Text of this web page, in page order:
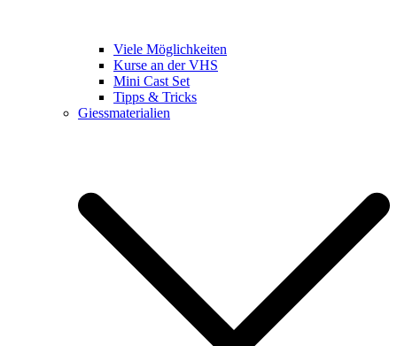
Viele Möglichkeiten
Kurse an der VHS
Mini Cast Set
Tipps & Tricks
Giessmaterialien